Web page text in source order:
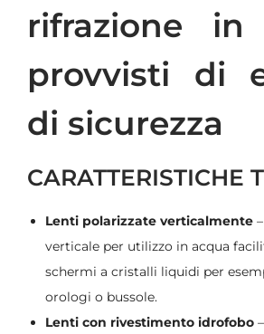
rifrazione in
provvisti di
di sicurezza
CARATTERISTICHE
Lenti polarizzate verticalmente
verticale per utilizzo in acqua
schermi a cristalli liquidi per
orologi o bussole.
Lenti con rivestimento idrofobo